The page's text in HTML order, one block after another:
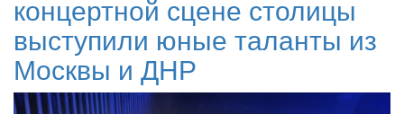
концертной сцене столицы
выступили юные таланты из
Москвы и ДНР